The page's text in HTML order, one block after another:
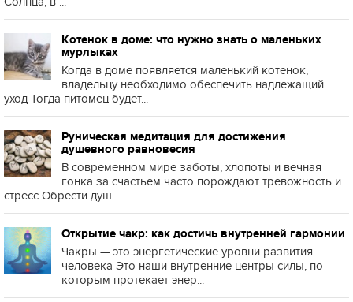
Котенок в доме: что нужно знать о маленьких
мурлыках
Когда в доме появляется маленький котенок,
владельцу необходимо обеспечить надлежащий
уход Тогда питомец будет...
Руническая медитация для достижения
душевного равновесия
В современном мире заботы, хлопоты и вечная
гонка за счастьем часто порождают тревожность и
стресс Обрести душ...
Открытие чакр: как достичь внутренней гармонии
Чакры — это энергетические уровни развития
человека Это наши внутренние центры силы, по
которым протекает энер...